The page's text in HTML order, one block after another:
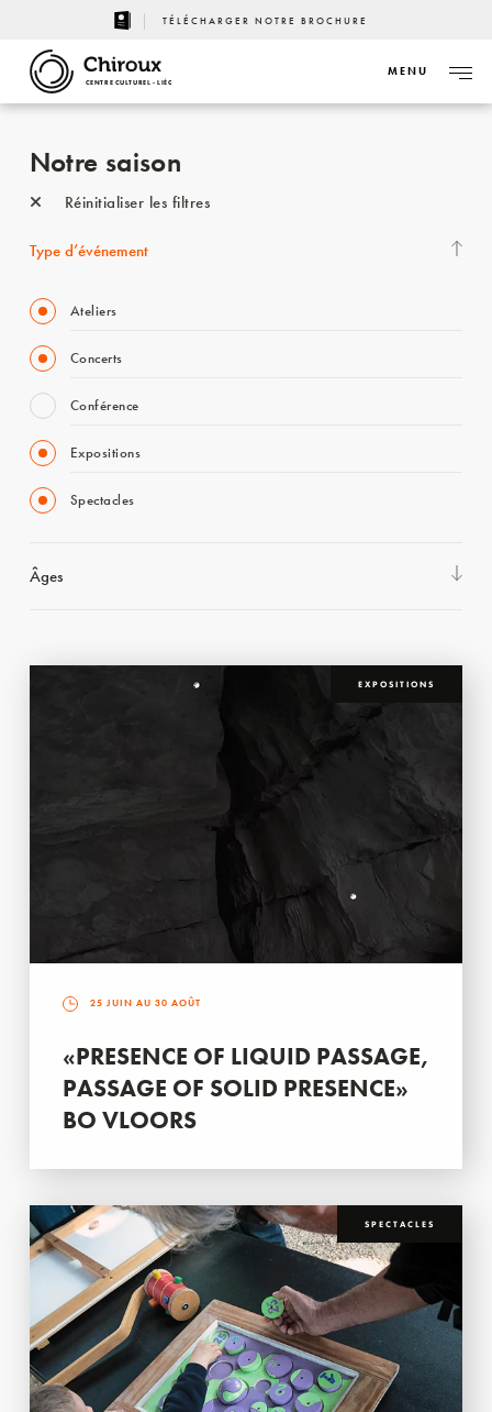
TÉLÉCHARGER NOTRE BROCHURE
CENTRE CULTUREL - LIÈGE
MENU
Notre saison
Réinitialiser les filtres
Type d’événement
Ateliers
Concerts
Conférence
Expositions
Spectacles
Âges
EXPOSITIONS
25 JUIN AU 30 AOÛT
«PRESENCE OF LIQUID PASSAGE,
PASSAGE OF SOLID PRESENCE»
BO VLOORS
SPECTACLES